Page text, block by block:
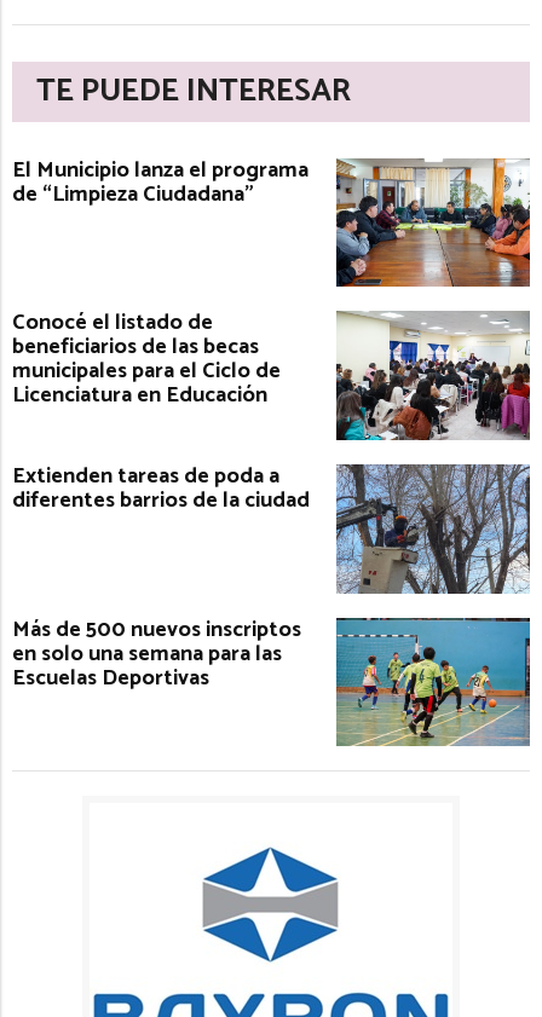
TE PUEDE INTERESAR
El Municipio lanza el programa
de “Limpieza Ciudadana”
Conocé el listado de
beneficiarios de las becas
municipales para el Ciclo de
Licenciatura en Educación
Extienden tareas de poda a
diferentes barrios de la ciudad
Más de 500 nuevos inscriptos
en solo una semana para las
Escuelas Deportivas